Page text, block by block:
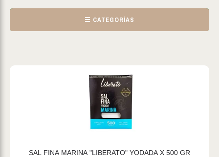
☰ CATEGORÍAS
SAL FINA MARINA "LIBERATO" YODADA X 500 GR